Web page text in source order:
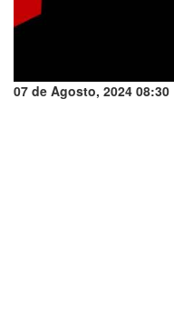
07 de Agosto, 2024 08:30